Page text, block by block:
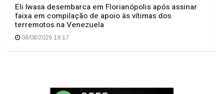
Eli Iwasa desembarca em Florianópolis após assinar
faixa em compilação de apoio às vítimas dos
terremotos na Venezuela
08/08/2026 18:17